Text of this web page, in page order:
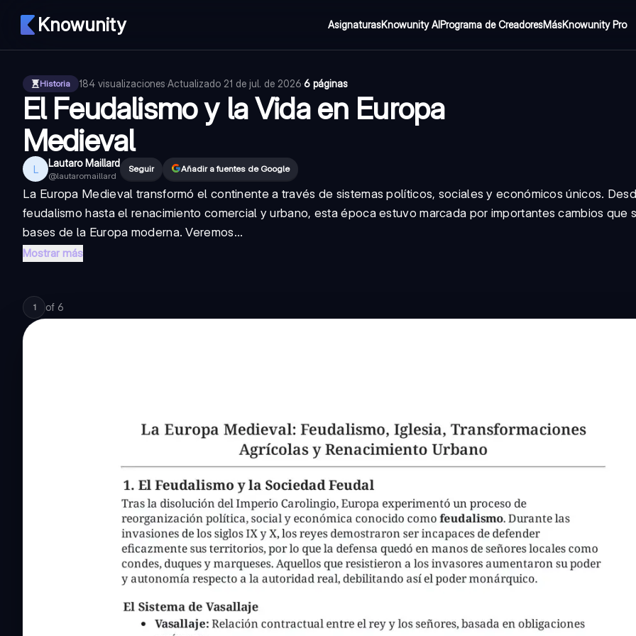
Knowunity AsignaturasKnowunity AIPrograma de CreadoresMásKnowunity Pro
Historia 184 visualizaciones·Actualizado 21 de jul. de 2026·6 páginas
El Feudalismo y la Vida en Europa
Medieval
L Lautaro Maillard
@lautaromaillard
Seguir Añadir a fuentes de Google
La Europa Medieval transformó el continente a través de sistemas políticos, sociales y económicos únicos.
feudalismo hasta el renacimiento comercial y urbano, esta época estuvo marcada por importantes cambios que
bases de la Europa moderna. Veremos...
Mostrar más
1 of 6